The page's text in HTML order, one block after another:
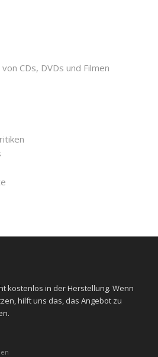
CDs, DVDs und Filmen
kostenlos in der Herstellung. Wenn
hilft uns das, das Angebot zu